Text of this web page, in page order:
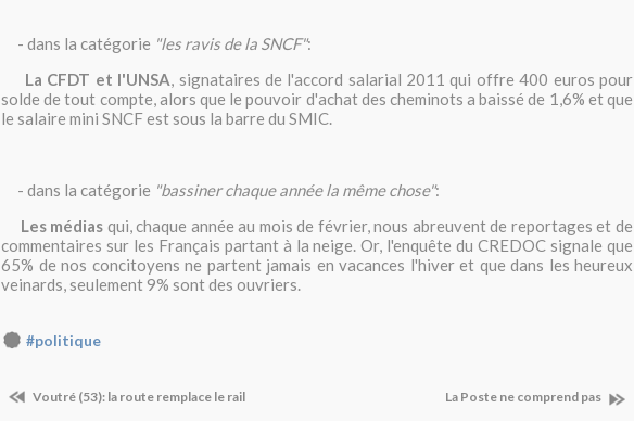
- dans la catégorie "les ravis de la SNCF":
La CFDT et l'UNSA, signataires de l'accord salarial 2011 qui offre 400 euros pour
solde de tout compte, alors que le pouvoir d'achat des cheminots a baissé de 1,6% et que
le salaire mini SNCF est sous la barre du SMIC.
- dans la catégorie "bassiner chaque année la même chose":
Les médias qui, chaque année au mois de février, nous abreuvent de reportages et de
commentaires sur les Français partant à la neige. Or, l'enquête du CREDOC signale que
65% de nos concitoyens ne partent jamais en vacances l'hiver et que dans les heureux
veinards, seulement 9% sont des ouvriers.
#politique
Voutré (53): la route remplace le rail La Poste ne comprend pas